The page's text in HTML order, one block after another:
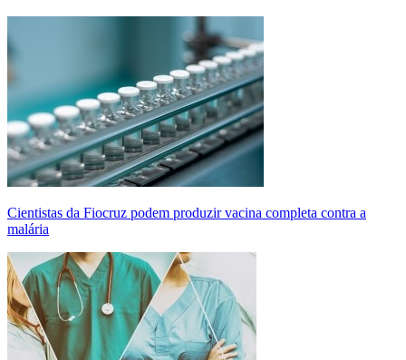
Cientistas da Fiocruz podem produzir vacina completa contra a
malária